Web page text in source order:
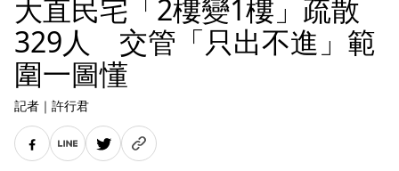
大直民宅「2樓變1樓」疏散
329人 交管「只出不進」範
圍一圖懂
記者 ｜ 許行君